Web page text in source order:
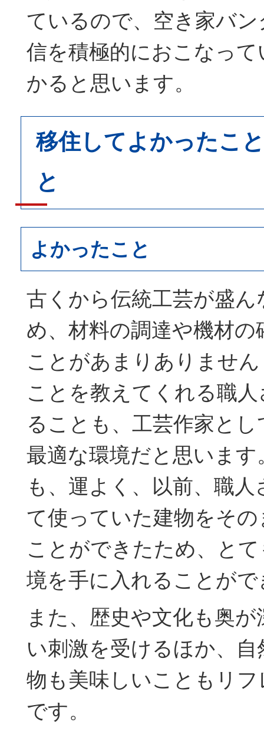
ているので、空き家バ
信を積極的におこなっ
かると思います。
移住してよかったこ
と
よかったこと
古くから伝統工芸が盛
め、材料の調達や機材の
ことがあまりありませ
ことを教えてくれる職
ることも、工芸作家と
最適な環境だと思います
も、運よく、以前、職
て使っていた建物をそ
ことができたため、と
境を手に入れることが
また、歴史や文化も奥
い刺激を受けるほか、
物も美味しいこともリ
です。